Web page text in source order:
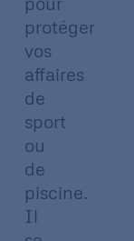
protéger
vos
affaires
de
sport
ou
de
piscine.
Il